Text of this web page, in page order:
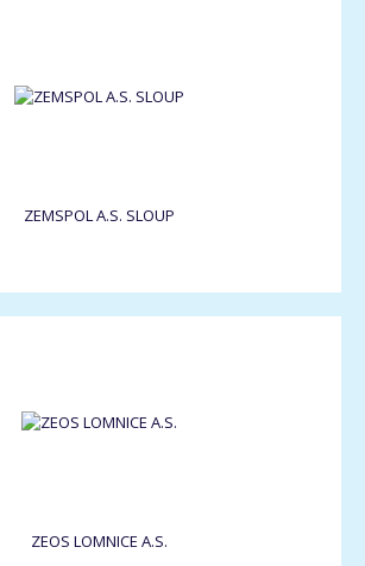
ZEMSPOL A.S. SLOUP
ZEOS LOMNICE A.S.